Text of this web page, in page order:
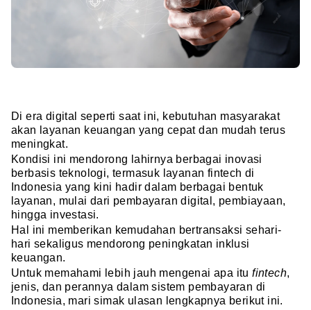
Di era digital seperti saat ini, kebutuhan masyarakat
akan layanan keuangan yang cepat dan mudah terus
meningkat.
Kondisi ini mendorong lahirnya berbagai inovasi
berbasis teknologi, termasuk layanan fintech di
Indonesia yang kini hadir dalam berbagai bentuk
layanan, mulai dari pembayaran digital, pembiayaan,
hingga investasi.
Hal ini memberikan kemudahan bertransaksi sehari-
hari sekaligus mendorong peningkatan inklusi
keuangan.
Untuk memahami lebih jauh mengenai apa itufintech,
jenis, dan perannya dalam sistem pembayaran di
Indonesia, mari simak ulasan lengkapnya berikut ini.